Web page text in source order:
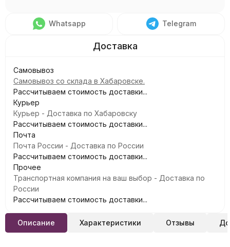
Whatsapp Telegram
Самовывоз
Самовывоз со склада в Хабаровске.
Рассчитываем стоимость доставки...
Курьер
Курьер - Доставка по Хабаровску
Рассчитываем стоимость доставки...
Почта
Почта России - Доставка по России
Рассчитываем стоимость доставки...
Прочее
Транспортная компания на ваш выбор - Доставка по
России
Рассчитываем стоимость доставки...
Описание Характеристики Отзывы